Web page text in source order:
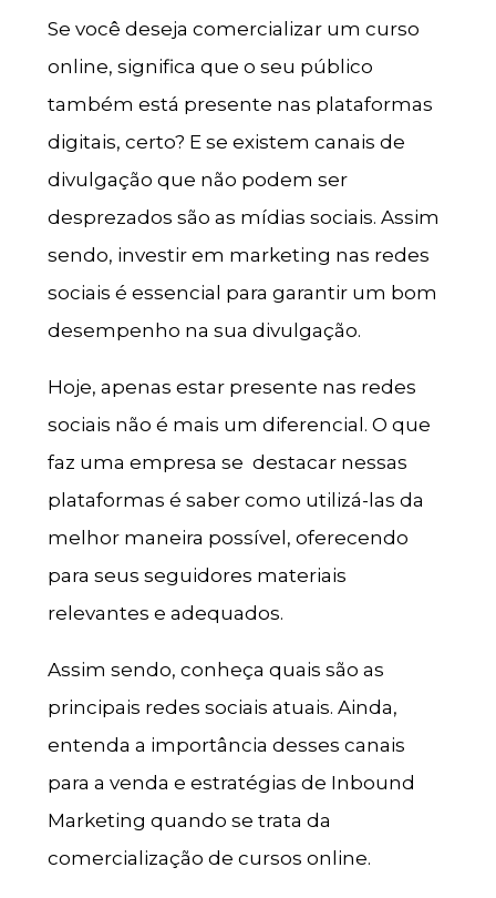
Se você deseja comercializar um curso
online, significa que o seu público
também está presente nas plataformas
digitais, certo? E se existem canais de
divulgação que não podem ser
desprezados são as mídias sociais. Assim
sendo, investir em marketing nas redes
sociais é essencial para garantir um bom
desempenho na sua divulgação.
Hoje, apenas estar presente nas redes
sociais não é mais um diferencial. O que
faz uma empresa se destacar nessas
plataformas é saber como utilizá-las da
melhor maneira possível, oferecendo
para seus seguidores materiais
relevantes e adequados.
Assim sendo, conheça quais são as
principais redes sociais atuais. Ainda,
entenda a importância desses canais
para a venda e estratégias de Inbound
Marketing quando se trata da
comercialização de cursos online.